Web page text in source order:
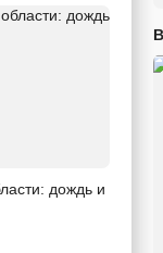
дождь и